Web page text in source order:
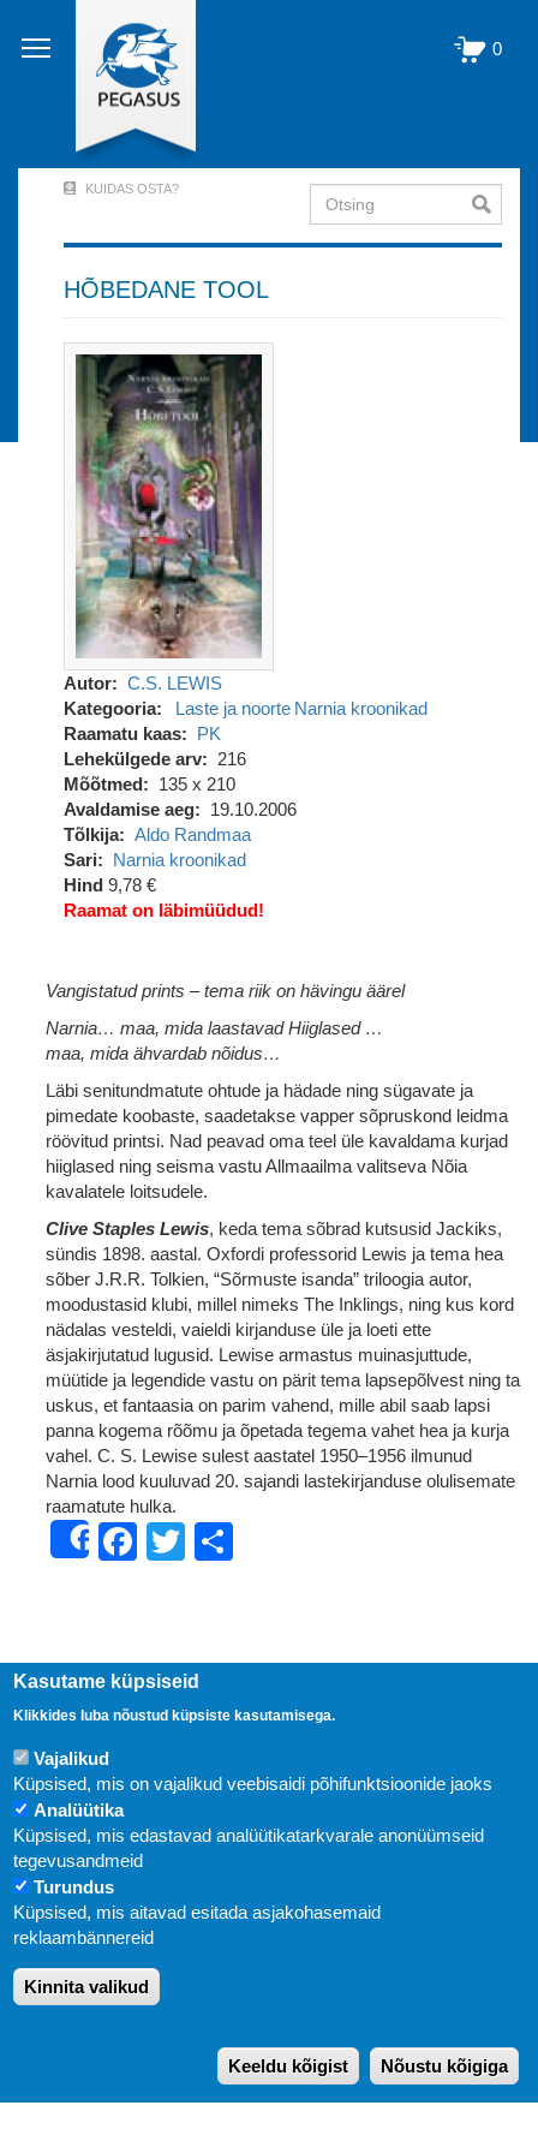
edasi
põhisisu
0
Account
Menu
out)
KUIDAS OSTA? Otsing
HÕBEDANE TOOL
Autor
C.S. LEWIS
Kategooria
Laste ja noorte Narnia kroonikad
Raamatu kaas
PK
Lehekülgede arv
216
Mõõtmed
135 x 210
Avaldamise aeg
19.10.2006
Tõlkija
Aldo Randmaa
Sari
Narnia kroonikad
Hind 9,78 €
Raamat on läbimüüdud!
Vangistatud prints – tema riik on hävingu äärel
Narnia… maa, mida laastavad Hiiglased …
maa, mida ähvardab nõidus…
Läbi senitundmatute ohtude ja hädade ning sügavate ja
pimedate koobaste, saadetakse vapper sõpruskond leidma
röövitud printsi. Nad peavad oma teel üle kavaldama kurjad
hiiglased ning seisma vastu Allmaailma valitseva Nõia
kavalatele loitsudele.
Clive Staples Lewis, keda tema sõbrad kutsusid Jackiks,
sündis 1898. aastal. Oxfordi professorid Lewis ja tema hea
sõber J.R.R. Tolkien, “Sõrmuste isanda” triloogia autor,
moodustasid klubi, millel nimeks The Inklings, ning kus kord
nädalas vesteldi, vaieldi kirjanduse üle ja loeti ette
äsjakirjutatud lugusid. Lewise armastus muinasjuttude,
müütide ja legendide vastu on pärit tema lapsepõlvest ning ta
uskus, et fantaasia on parim vahend, mille abil saab lapsi
panna kogema rõõmu ja õpetada tegema vahet hea ja kurja
vahel. C. S. Lewise sulest aastatel 1950–1956 ilmunud
Narnia lood kuuluvad 20. sajandi lastekirjanduse olulisemate
raamatute hulka.
ShareFacebook
Twitter
Uudised
KIRJASTUS PEGASUS OÜ © 2020
Paldiski mnt. 29 (A korpus VI korrus), Tallinn
E-post:pegasus[at]pegasus.ee
Kasutame küpsiseid
Klikkides luba nõustud küpsiste kasutamisega.
Vajalikud
Küpsised, mis on vajalikud veebisaidi põhifunktsioonide jaoks
Analüütika
Küpsised, mis edastavad analüütikatarkvarale anonüümseid
tegevusandmeid
Turundus
Küpsised, mis aitavad esitada asjakohasemaid
reklaambännereid
Kinnita valikud
Keeldu kõigist Nõustu kõigiga